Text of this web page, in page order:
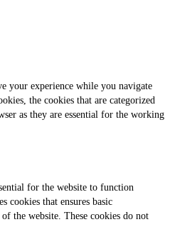
your experience while you navigate
the cookies that are categorized
as they are essential for the working
for the website to function
cookies that ensures basic
the website. These cookies do not